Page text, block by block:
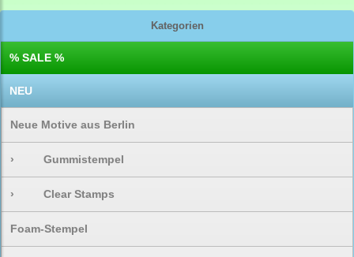
Kategorien
% SALE %
NEU
Neue Motive aus Berlin
› Gummistempel
› Clear Stamps
Foam-Stempel